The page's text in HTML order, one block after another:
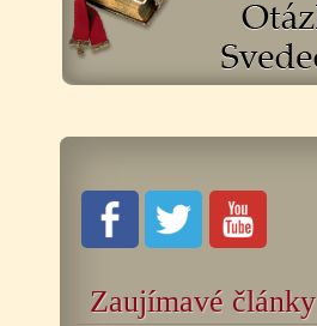
Zaujímavé články